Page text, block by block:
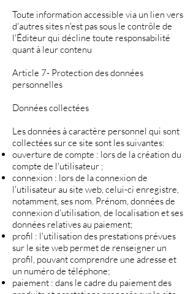
Toute information accessible via un lien vers
d'autres sites n'est pas sous le contrôle de
l'Éditeur qui décline toute responsabilité
quant à leur contenu
Article 7- Protection des données
personnelles
Données collectées
Les données à caractère personnel qui sont
collectées sur ce site sont les suivantes:
ouverture de compte : lors de la création du
compte de l'utilisateur ;
connexion : lors de la connexion de
l'utilisateur au site web, celui-ci enregistre,
notamment, ses nom. Prénom, données de
connexion d'utilisation, de localisation et ses
données relatives au paiement;
profil : l'utilisation des prestations prévues
sur le site web permet de renseigner un
profil, pouvant comprendre une adresse et
un numéro de téléphone;
paiement : dans le cadre du paiement des